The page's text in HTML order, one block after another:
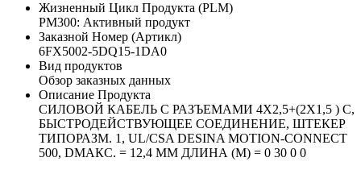
Жизненный Цикл Продукта (PLM)
PM300: Активный продукт
Заказной Номер (Артикл)
6FX5002-5DQ15-1DA0
Вид продуктов
Обзор заказных данных
Описание Продукта
СИЛОВОЙ КАБЕЛЬ С РАЗЪЕМАМИ 4X2,5+(2X1,5 ) C,
БЫСТРОДЕЙСТВУЮЩЕЕ СОЕДИНЕНИЕ, ШТЕКЕР
ТИПОРАЗМ. 1, UL/CSA DESINA MOTION-CONNECT
500, DМАКС. = 12,4 ММ ДЛИНА (M) = 0 30 0 0